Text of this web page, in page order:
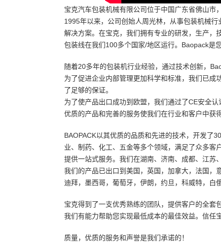
宝克汽车包装机械有限公司位于中国广东省佛山
1995年以来，公司创始人周光林，从事包装机械
解决方案。在宝克，我们拥有专业的研发，生产
包装线在我们100多个国家/地区运行。Baopack是
随着20多年的包装机行业经验，通过技术创新，
为了促进企业内部管理更加科学和标准，我们已
了足够的保证。
为了使产品出口成功到欧盟，我们通过了CE安全认
优质的产品和完善的服务使我们在行业和客户中获
BAOPACK以其优质的品质和先进的技术，开发了
业、制药、化工、五金等多个领域，满足了众多
提供一站式服务。我们在湖南、济南、成都、江苏
我们的产品已出口到美国，英国，加拿大，法国，
迪拜，墨西哥，葡萄牙，伊朗，约旦，科威特，白
宝克得到了一支优秀熟练的团队，提供客户的全
我们有能力帮助您实现最低成本的最佳效益。信任
质量，优质的服务和声誉是我们承诺的！